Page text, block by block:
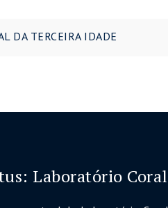
DA TERCEIRA IDADE
Laboratório Coral